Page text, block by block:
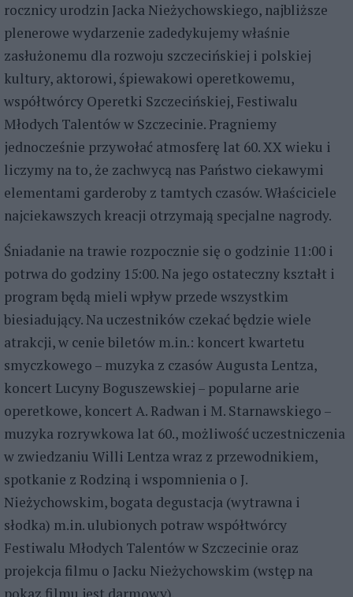
rocznicy urodzin Jacka Nieżychowskiego, najbliższe
plenerowe wydarzenie zadedykujemy właśnie
zasłużonemu dla rozwoju szczecińskiej i polskiej
kultury, aktorowi, śpiewakowi operetkowemu,
współtwórcy Operetki Szczecińskiej, Festiwalu
Młodych Talentów w Szczecinie. Pragniemy
jednocześnie przywołać atmosferę lat 60. XX wieku i
liczymy na to, że zachwycą nas Państwo ciekawymi
elementami garderoby z tamtych czasów. Właściciele
najciekawszych kreacji otrzymają specjalne nagrody.
Śniadanie na trawie rozpocznie się o godzinie 11:00 i
potrwa do godziny 15:00. Na jego ostateczny kształt i
program będą mieli wpływ przede wszystkim
biesiadujący. Na uczestników czekać będzie wiele
atrakcji, w cenie biletów m.in.: koncert kwartetu
smyczkowego – muzyka z czasów Augusta Lentza,
koncert Lucyny Boguszewskiej – popularne arie
operetkowe, koncert A. Radwan i M. Starnawskiego –
muzyka rozrywkowa lat 60., możliwość uczestniczenia
w zwiedzaniu Willi Lentza wraz z przewodnikiem,
spotkanie z Rodziną i wspomnienia o J.
Nieżychowskim, bogata degustacja (wytrawna i
słodka) m.in. ulubionych potraw współtwórcy
Festiwalu Młodych Talentów w Szczecinie oraz
projekcja filmu o Jacku Nieżychowskim (wstęp na